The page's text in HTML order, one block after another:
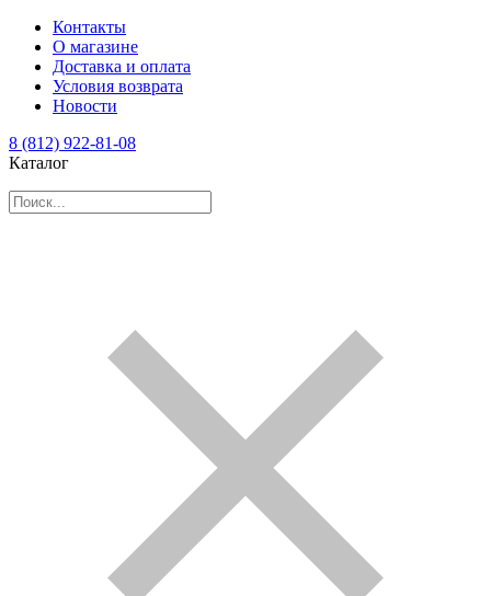
Контакты
О магазине
Доставка и оплата
Условия возврата
Новости
8 (812) 922-81-08
Каталог